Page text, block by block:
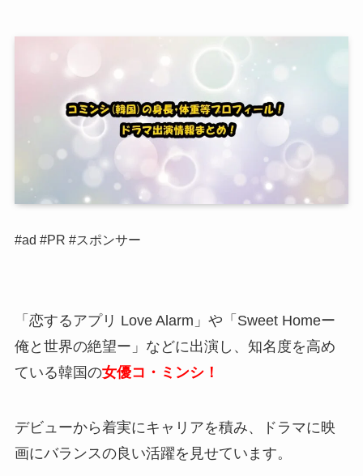
#ad #PR #スポンサー
「恋するアプリ Love Alarm」や「Sweet Homeー
俺と世界の絶望ー」などに出演し、知名度を高め
ている韓国の女優コ・ミンシ！
デビューから着実にキャリアを積み、ドラマに映
画にバランスの良い活躍を見せています。